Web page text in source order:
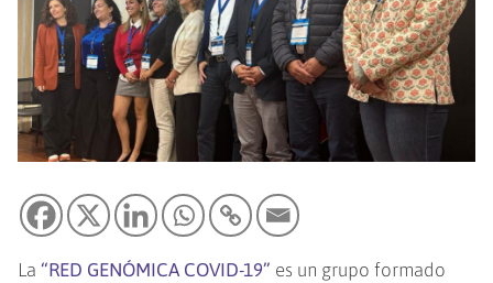
La“RED GENÓMICA COVID-19” es un grupo formado